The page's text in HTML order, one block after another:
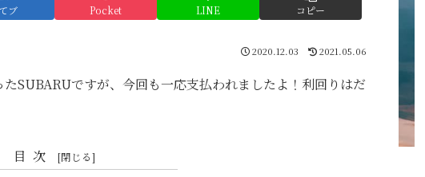
ブ Pocket LINE コピー
2020.12.03 2021.05.06
たSUBARUですが、今回も一応支払われましたよ！利回りはだ
目次